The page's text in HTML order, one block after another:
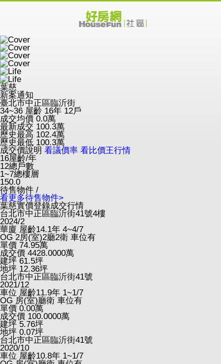
葉慈
新案通知
臺北市中正區臨沂街
34~36 屋齡 16年 12戶
成交均價 0.0萬
最新成交 100.3萬
歷史最高 102.4萬
歷史最低 100.3萬
成交價說明 看議價率 看比價王行情
16屋齡/年
12總戶數
1~7總樓層
150.0
待售物件 /
看更多待售物件>
葉慈實價登錄成交行情
台北市中正區臨沂街41號4樓
2024/2
華廈 屋齡14.1年 4~4/7
OG 2房(室)2廳2衛 車位有
單價 74.95萬
成交價 4428.0000萬
建坪 61.5坪
地坪 12.36坪
台北市中正區臨沂街41號
2021/12
車位 屋齡11.9年 1~1/7
OG 房(室)廳衛 車位有
單價 0.00萬
成交價 100.0000萬
建坪 5.76坪
地坪 0.07坪
台北市中正區臨沂街41號
2020/10
車位 屋齡10.8年 1~1/7